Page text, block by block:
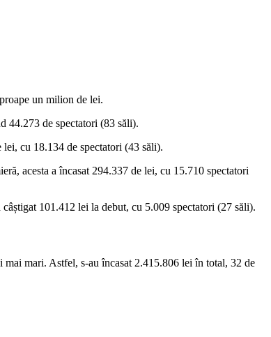
un milion de lei.
44.273 de spectatori (83 săli).
cu 18.134 de spectatori (43 săli).
acesta a încasat 294.337 de lei, cu 15.710 spectatori
101.412 lei la debut, cu 5.009 spectatori (27 săli).
mai mari. Astfel, s-au încasat 2.415.806 lei în total, 32 de